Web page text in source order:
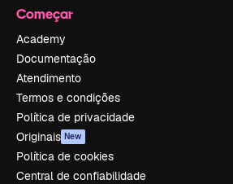
Começar
Academy
Documentação
Atendimento
Termos e condições
Política de privacidade
Originais New
Política de cookies
Central de confiabilidade